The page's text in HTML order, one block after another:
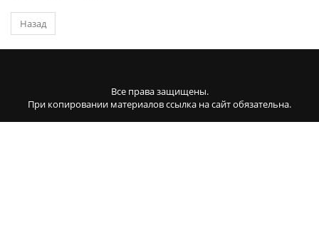
Назад
Все права защищены.
При копировании материалов ссылка на сайт обязательна.